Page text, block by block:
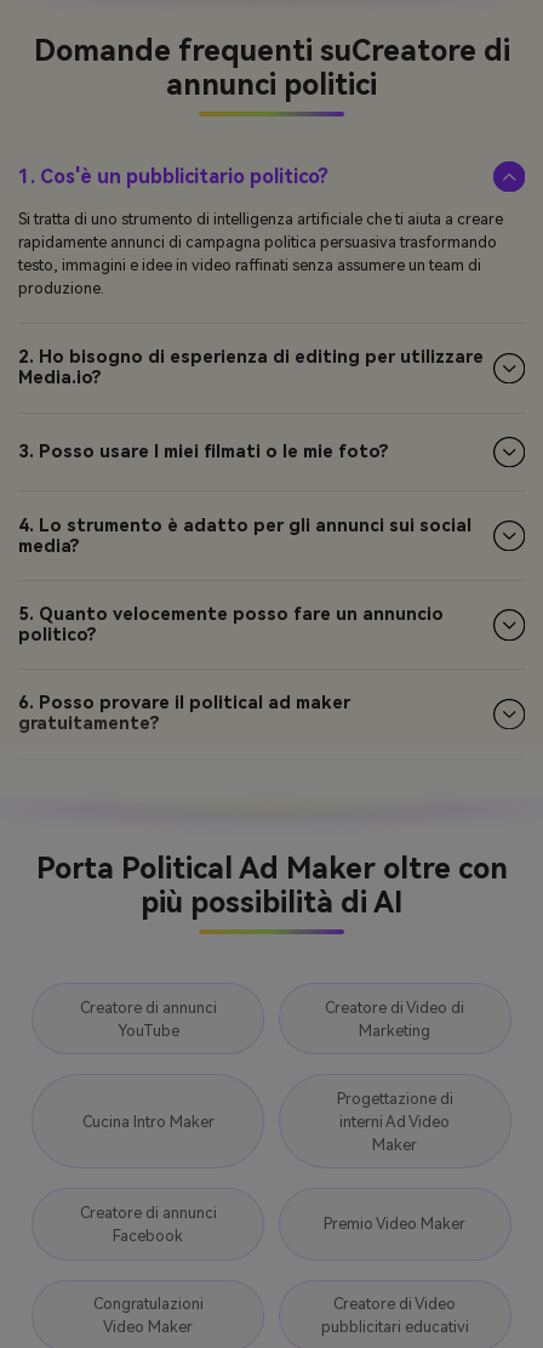
Domande frequenti suCreatore di
annunci politici
1. Cos'è un pubblicitario politico?
Si tratta di uno strumento di intelligenza artificiale che ti aiuta a creare
rapidamente annunci di campagna politica persuasiva trasformando
testo, immagini e idee in video raffinati senza assumere un team di
produzione.
2. Ho bisogno di esperienza di editing per utilizzare
Media.io?
3. Posso usare I miei filmati o le mie foto?
4. Lo strumento è adatto per gli annunci sui social
media?
5. Quanto velocemente posso fare un annuncio
politico?
6. Posso provare il political ad maker
gratuitamente?
Porta Political Ad Maker oltre con
più possibilità di AI
Creatore di annunci
YouTube
Creatore di Video di
Marketing
Cucina Intro Maker
Progettazione di
interni Ad Video
Maker
Creatore di annunci
Facebook
Premio Video Maker
Congratulazioni
Video Maker
Creatore di Video
pubblicitari educativi